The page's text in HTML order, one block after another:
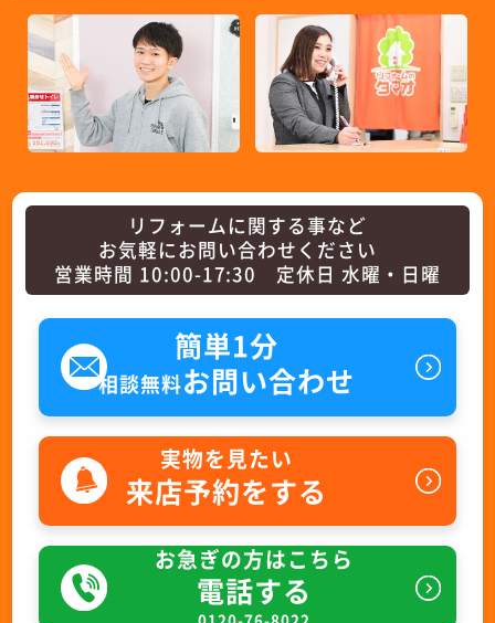
リフォームに関する事など
お気軽にお問い合わせください
営業時間 10:00-17:30 定休日 水曜・日曜
簡単1分
相談無料お問い合わせ
実物を見たい
来店予約をする
お急ぎの方はこちら
電話する